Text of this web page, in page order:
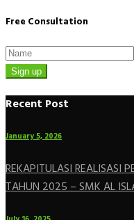
Free Consultation
Sign up
Recent Post
January 5, 2026
REKAPITULASI REALISASI
TAHUN 2025 – SMK AL